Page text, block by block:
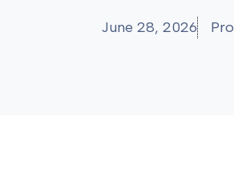
June 28, 2026